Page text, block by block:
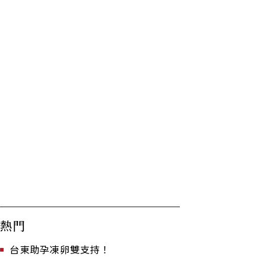
熱門
台東助孕凍卵雙支持！